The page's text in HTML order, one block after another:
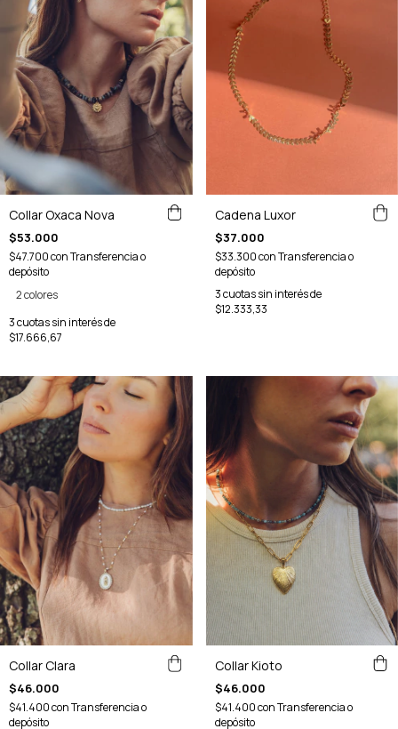
Collar Oxaca Nova
$53.000
$47.700conTransferencia o
depósito
2 colores
3cuotas sin interés de
$17.666,67
Cadena Luxor
$37.000
$33.300conTransferencia o
depósito
3cuotas sin interés de
$12.333,33
Collar Clara
$46.000
$41.400conTransferencia o
depósito
Collar Kioto
$46.000
$41.400conTransferencia o
depósito